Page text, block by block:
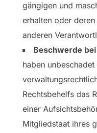
gängigen und
erhalten oder
anderen
Beschwerde
haben
Rechtsbehelfs das
einer
Mitgliedstaat ihres